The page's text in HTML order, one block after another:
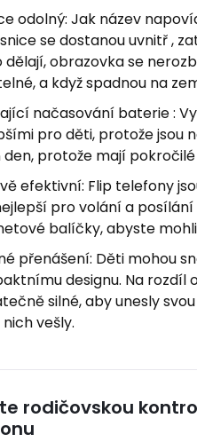
odolný: Jak název
se dostanou uvnitř ,
dělají, obrazovka se
a když spadnou na
načasování baterie :
pro děti, protože jsou
den, protože mají
efektivní: Flip telefony
pro volání a
balíčky, abyste
přenášení: Děti mohou
designu. Na rozdíl
silné, aby unesly
vešly.
rodičovskou